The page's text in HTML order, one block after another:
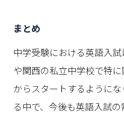
まとめ
中学受験における英語入
や関西の私立中学校で特
からスタートするように
る中で、今後も英語入試